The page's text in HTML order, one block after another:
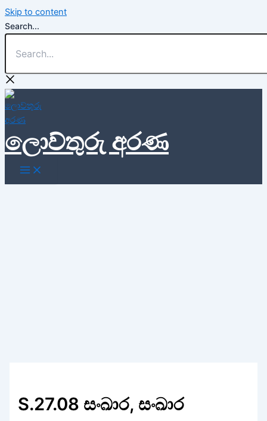
Skip to content
Search...
ලොව්තුරු අරණ
S.27.08 සංඛාර, සංඛාර